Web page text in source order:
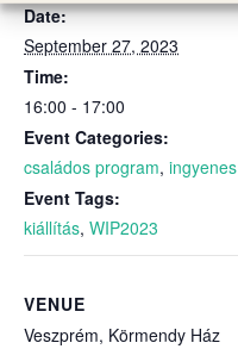
Date:
September 27, 2023
Time:
16:00 - 17:00
Event Categories:
családos program, ingyenes
Event Tags:
kiállítás, WIP2023
VENUE
Veszprém, Körmendy Ház